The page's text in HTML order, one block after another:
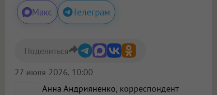
Макс Телеграм
Анна Андрияненко, корреспондент
27 июля 2026, 10:00
Поделиться